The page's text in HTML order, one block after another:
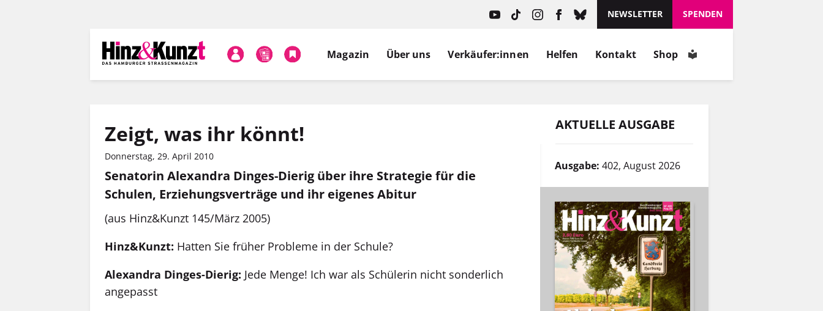
NEWSLETTER SPENDEN
Magazin Über uns Verkäufer:innen Helfen Kontakt Shop
Zeigt, was ihr könnt!
Donnerstag, 29. April 2010
Senatorin Alexandra Dinges-Dierig über ihre Strategie für die
Schulen, Erziehungsverträge und ihr eigenes Abitur
(aus Hinz&Kunzt 145/März 2005)
Hinz&Kunzt: Hatten Sie früher Probleme in der Schule?
Alexandra Dinges-Dierig: Jede Menge! Ich war als Schülerin nicht sonderlich
angepasst
AKTUELLE AUSGABE
Ausgabe: 402, August 2026